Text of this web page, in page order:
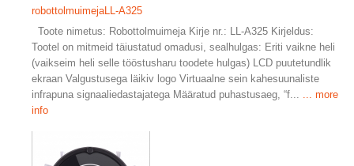
robottolmuimejaLL-A325
Toote nimetus: Robottolmuimeja Kirje nr.: LL-A325 Kirjeldus:
Tootel on mitmeid täiustatud omadusi, sealhulgas: Eriti vaikne heli
(vaikseim heli selle tööstusharu toodete hulgas) LCD puutetundlik
ekraan Valgustusega läikiv logo Virtuaalne sein kahesuunaliste
infrapuna signaaliedastajatega Määratud puhastusaeg, “f...
... more
info